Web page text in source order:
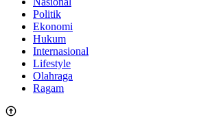
Politik
Ekonomi
Hukum
Internasional
Lifestyle
Olahraga
Ragam